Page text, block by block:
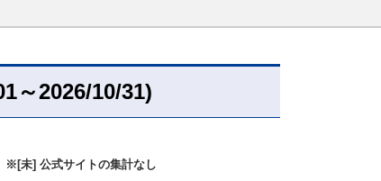
～2026/10/31)
※[未] 公式サイトの集計なし